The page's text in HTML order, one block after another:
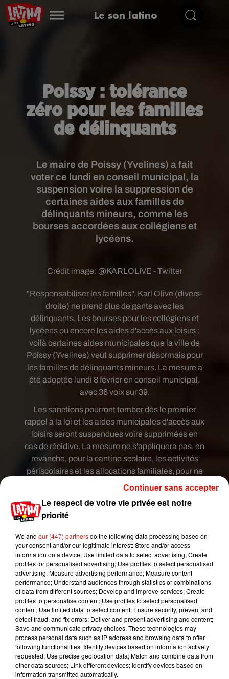
Le son latino
Poissy : tolérance
zéro pour les familles
de délinquants
Le maire de Poissy (Yvelines) a fait
voter ce lundi en conseil municipal, la
suspension voire la suppression de
certaines aides aux familles de
délinquants mineurs, comme les
bourses accordées aux collégiens et
lycéens.
Crédit image: @KARLOLIVE - Twitter
"Responsabiliser les familles". Karl Olive (divers-
droite) ne prend plus de gants avec les
délinquants. Les bourses pour les collégiens et
lycéens ou encore les aides d'accès aux loisirs :
voilà certaines aides municipales que la ville de
Poissy (Yvelines) veut supprimer désormais pour
les familles de délinquants mineurs. La mesure a
été adoptée lundi 8 février en conseil municipal,
avec 36 voix sur 39.
Les sanctions pourront tomber dès le premier
rappel à la loi et les aides municipales d'accès aux
loisirs seront suspendues voire supprimées en
cas de récidive. La mesure ne s'appliquera pas, en
revanche, pour la cantine scolaire, les activités
périscolaires et les allocations familiales, pour ne
pas "remettre en cause le quotidien vital", précise
Face à la délinquance des plus jeunes, nous
Les aides municipales ne seront plus attribuées
aux familles de délinquants mineurs, rarement
sanctionnés par l'État. Ici, c’est contrat gagnant-
gagnant ou rien !#CMPoissy
pic.twitter.com/CQSyiLlQpr
— KARL OLIVE (@KARLOLIVE)February 8,
2021
Selon la délibération du conseil municipal de
Poissy, consultée par l'AFP, cette mesure décidée
par la municipalité fait suite à des "actes de
violences répétés" depuis six mois.
Le respect de votre vie privée est notre
priorité
We and our (447) partnersdo the following data processing based on
your consent and/or our legitimate interest: Store and/or access
information on a device; Use limited data to select advertising; Create
profiles for personalised advertising; Use profiles to select personalised
advertising; Measure advertising performance; Measure content
performance; Understand audiences through statistics or combinations
of data from different sources; Develop and improve services; Create
profiles to personalise content; Use profiles to select personalised
content; Use limited data to select content; Ensure security, prevent and
detect fraud, and fix errors; Deliver and present advertising and content;
Save and communicate privacy choices. These technologies may
process personal data such as IP address and browsing data to offer
following functionalities: Identify devices based on information actively
requested; Use precise geolocation data; Match and combine data from
other data sources; Link different devices; Identify devices based on
information transmitted automatically.
Continuer sans accepter